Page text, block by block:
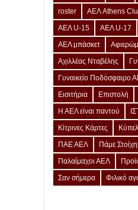
roster
ΑΕΛ Athens
ΑΕΛ U-15
ΑΕΛ U-17
ΑΕΛ μπάσκετ
Αχιλλέας Νταβέλης
Γυναικείο Ποδόσφαιρο
Εισιτήρια
Επιστολή
Η ΑΕΛ είναι παντού
Κίτρινες Κάρτες
ΠΑΕ ΑΕΛ
Πάμε
Παλαίμαχοι ΑΕΛ
Σαν σήμερα
Φιλικό